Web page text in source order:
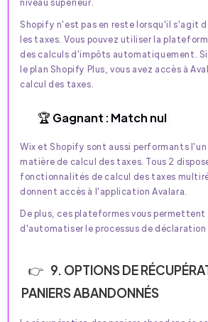
Shopify n'est pas en reste lorsqu'il s'agit
les taxes. Vous pouvez utiliser la
des calculs d'impôts automatiquement. Si
le plan Shopify Plus, vous avez accès à
calcul des taxes.
🏆 Gagnant : Match nul
Wix et Shopify sont aussi performants
matière de calcul des taxes. Tous 2
fonctionnalités de calcul des taxes
donnent accès à l'application Avalara.
De plus, ces plateformes vous permettent
d'automatiser le processus de déclaration
9. OPTIONS DE
PANIERS ABANDONNÉS